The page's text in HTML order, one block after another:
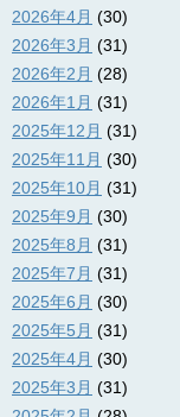
2026年4月 (30)
2026年3月 (31)
2026年2月 (28)
2026年1月 (31)
2025年12月 (31)
2025年11月 (30)
2025年10月 (31)
2025年9月 (30)
2025年8月 (31)
2025年7月 (31)
2025年6月 (30)
2025年5月 (31)
2025年4月 (30)
2025年3月 (31)